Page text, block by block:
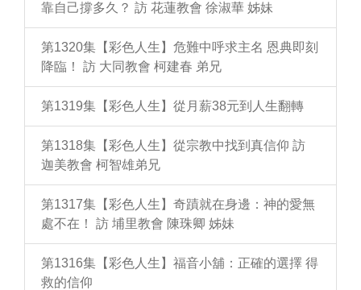
靠自己撐多久？ 訪 花蓮教會 徐淑華 姊妹
第1320集【彩色人生】危難中呼求主名 恩典即刻
降臨！ 訪 大同教會 柯建春 弟兄
第1319集【彩色人生】從月薪38元到人生翻轉
第1318集【彩色人生】從宗教中找到真信仰 訪
迦美教會 柯智雄弟兄
第1317集【彩色人生】奇蹟就在身邊：神的愛無
處不在！ 訪 埔里教會 陳珠卿 姊妹
第1316集【彩色人生】福音小舖：正確的選擇 得
救的信仰